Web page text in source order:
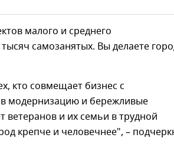
малого и среднего
самозанятых. Вы делаете
кто совмещает бизнес с
в модернизацию и бережливые
ветеранов и их семьи в трудной
крепче и человечнее", –